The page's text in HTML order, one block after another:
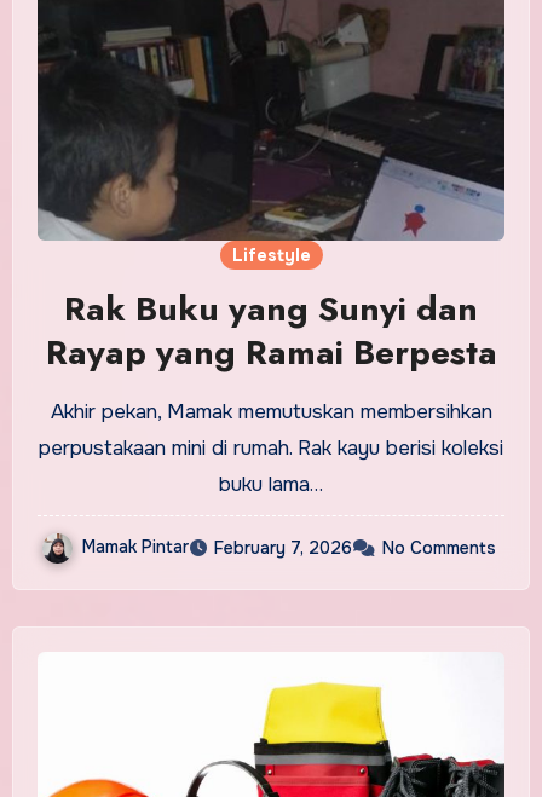
Lifestyle
Rak Buku yang Sunyi dan
Rayap yang Ramai Berpesta
Akhir pekan, Mamak memutuskan membersihkan
perpustakaan mini di rumah. Rak kayu berisi koleksi
buku lama…
Mamak Pintar February 7, 2026 No Comments